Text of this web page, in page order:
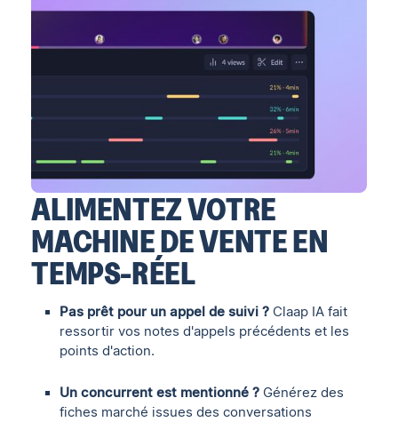
ALIMENTEZ VOTRE
MACHINE DE VENTE EN
TEMPS-RÉEL
Pas prêt pour un appel de suivi ? Claap IA fait
ressortir vos notes d'appels précédents et les
points d'action.
Un concurrent est mentionné ? Générez des
fiches marché issues des conversations